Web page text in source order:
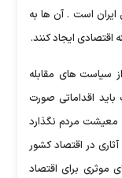
است . آن ها به
اقتصادی ایجاد کنند.
سیاست های مقابله
اقداماتی صورت
معیشت مردم نگذارد
در اقتصاد کشور
موثری برای اقتصاد